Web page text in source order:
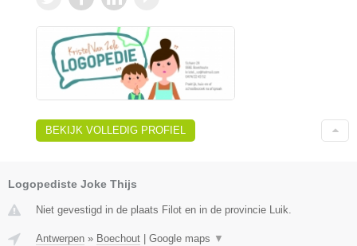
BEKIJK VOLLEDIG PROFIEL
Logopediste Joke Thijs
Niet gevestigd in de plaats Filot en in de provincie Luik.
Antwerpen » Boechout Google maps ▼